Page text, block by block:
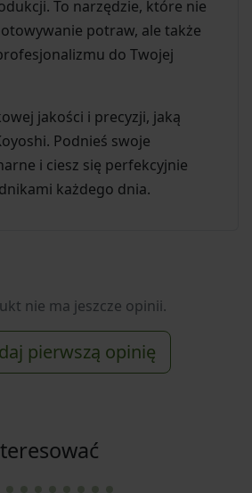
To narzędzie, które nie
potraw, ale także
do Twojej
jakości i precyzji, jaką
Podnieś swoje
i ciesz się perfekcyjnie
każdego dnia.
nie ma jeszcze opinii.
pierwszą opinię